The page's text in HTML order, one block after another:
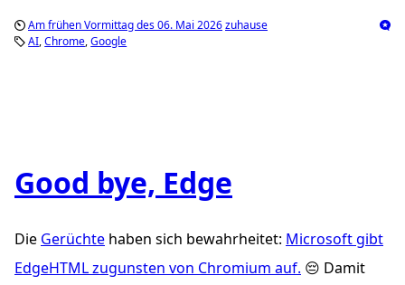
Am frühen Vormittag des 06. Mai 2026zuhause
AI Chrome Google
Good bye, Edge
Die Gerüchte haben sich bewahrheitet: Microsoft gibt
EdgeHTML zugunsten von Chromium auf. 😔 Damit